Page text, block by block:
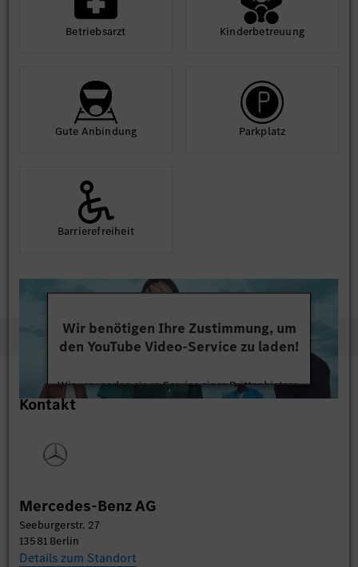
Betriebs­arzt Kinder­betreuung
Gute An­bindung Park­platz
Barriere­frei­heit
Wir benötigen Ihre Zustimmung, um
den YouTube Video-Service zu laden!
Wir verwenden einen Service eines Drittanbieters,
um Videoinhalte einzubetten. Dieser Service kann
Kontakt
Mercedes-Benz AG
Seeburgerstr. 27
13581 Berlin
Details zum Standort